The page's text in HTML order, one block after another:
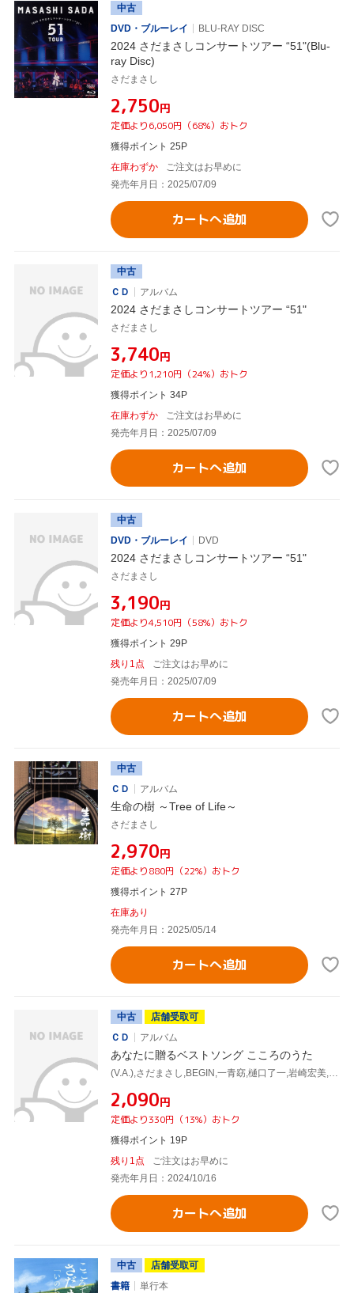
中古
DVD・ブルーレイ
BLU-RAY DISC
2024 さだまさしコンサートツアー “51"(Blu-
ray Disc)
さだまさし
¥2,750円
定価より6,050円（68%）おトク
獲得ポイント 25P
在庫わずか
ご注文はお早めに
発売年月日：2025/07/09
カートへ追加
中古
ＣＤ
アルバム
2024 さだまさしコンサートツアー “51"
さだまさし
¥3,740円
定価より1,210円（24%）おトク
獲得ポイント 34P
在庫わずか
ご注文はお早めに
発売年月日：2025/07/09
カートへ追加
中古
DVD・ブルーレイ
DVD
2024 さだまさしコンサートツアー “51"
さだまさし
¥3,190円
定価より4,510円（58%）おトク
獲得ポイント 29P
残り1点
ご注文はお早めに
発売年月日：2025/07/09
カートへ追加
中古
ＣＤ
アルバム
生命の樹 ～Tree of Life～
さだまさし
¥2,970円
定価より880円（22%）おトク
獲得ポイント 27P
在庫あり
発売年月日：2025/05/14
カートへ追加
中古
店舗受取可
ＣＤ
アルバム
あなたに贈るベストソング こころのうた
¥2,090円
定価より330円（13%）おトク
獲得ポイント 19P
残り1点
ご注文はお早めに
発売年月日：2024/10/16
カートへ追加
中古
店舗受取可
書籍
単行本